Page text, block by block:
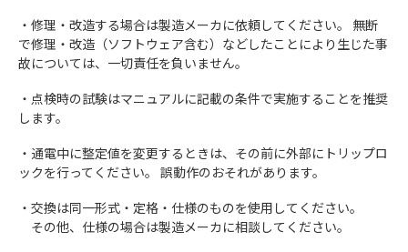
・修理・改造する場合は製造メーカに依頼してください。 無断
で修理・改造（ソフトウェア含む）などしたことにより生じた事
故については、一切責任を負いません。
・点検時の試験はマニュアルに記載の条件で実施することを推奨
します。
・通電中に整定値を変更するときは、その前に外部にトリップロ
ックを行ってください。 誤動作のおそれがあります。
・交換は同一形式・定格・仕様のものを使用してください。
その他、仕様の場合は製造メーカに相談してください。